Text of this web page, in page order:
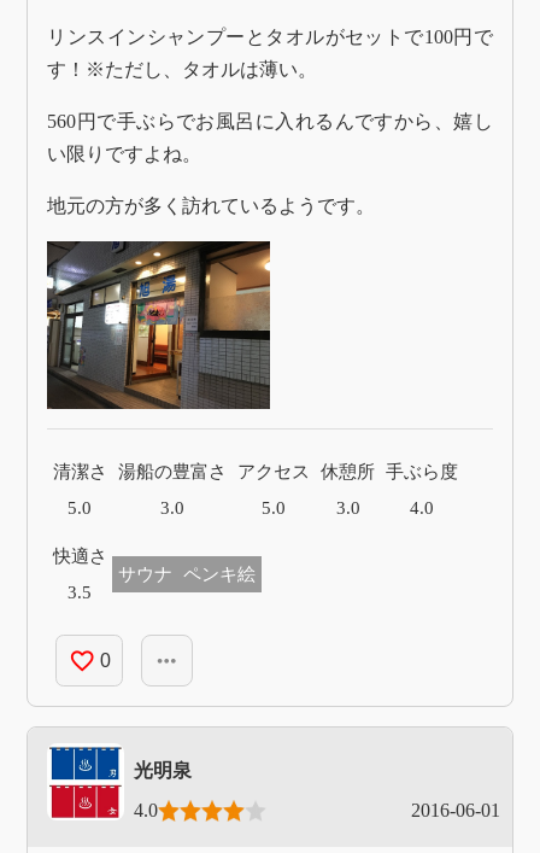
リンスインシャンプーとタオルがセットで100円で
す！※ただし、タオルは薄い。
560円で手ぶらでお風呂に入れるんですから、嬉し
い限りですよね。
地元の方が多く訪れているようです。
清潔さ
5.0
湯船の豊富さ
3.0
アクセス
5.0
休憩所
3.0
手ぶら度
4.0
快適さ
3.5
サウナ ペンキ絵
favorite_border 0 more_horiz
光明泉
4.0
2016-06-01